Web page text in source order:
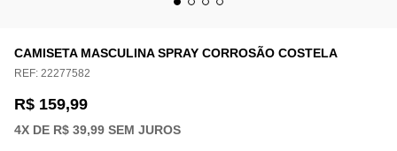
CAMISETA MASCULINA SPRAY CORROSÃO COSTELA
REF: 22277582
R$ 159,99
4X DE R$ 39,99 SEM JUROS